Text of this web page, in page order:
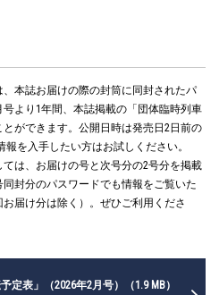
本誌お届けの際の封筒に同封されたパ
より1年間、本誌掲載の「団体臨時列車
ができます。公開日時は発売日2日前の
を入手したい方はお試しください。
は、お届けの号と次号分の2号分を掲載
封分のパスワードでも情報をご覧いた
届け分は除く）。ぜひご利用くださ
定表」（2026年2月号）（1.9 MB）